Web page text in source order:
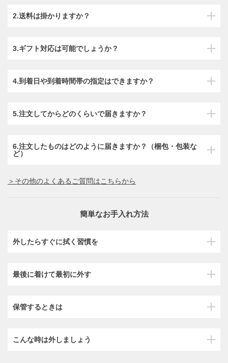
2.送料は掛かりますか？
3.ギフト対応は可能でしょうか？
4.到着日や到着時間帯の指定はできますか？
5.注文してからどのくらいで届きますか？
6.注文したものはどのように届きますか？（梱包・包装な
ど）
＞その他のよくあるご質問はこちらから
簡単なお手入れ方法
外したらすぐに拭く習慣を
最後に着けて最初に外す
保管するときは
こんな時は外しましょう